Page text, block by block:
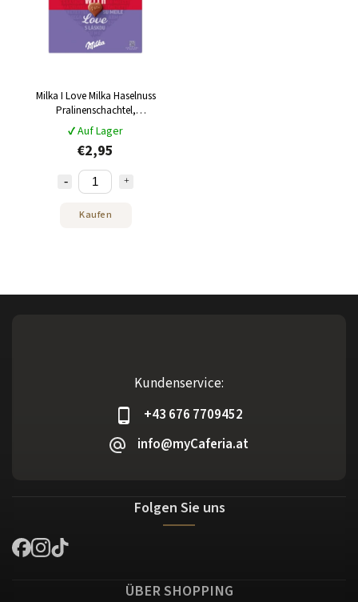
Milka I Love Milka Haselnuss
Pralinenschachtel,
Haselnussfüllung 110 g
✔ Auf Lager
€2,95
Kaufen
Kundenservice:
+43 676 7709452
info@myCaferia.at
Folgen Sie uns
ÜBER SHOPPING